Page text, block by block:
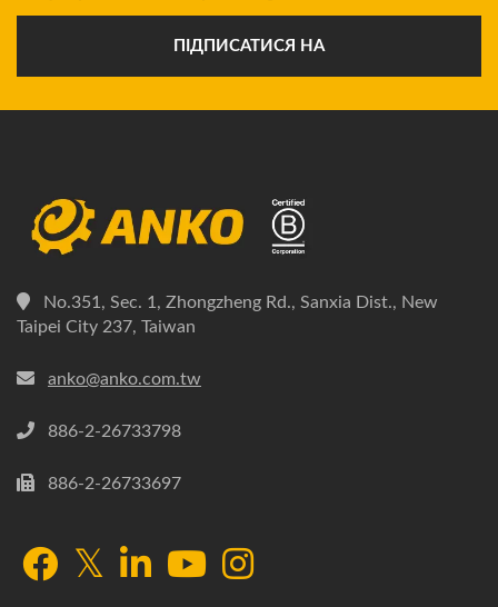
ПІДПИСАТИСЯ НА
No.351, Sec. 1, Zhongzheng Rd., Sanxia Dist., New
Taipei City 237, Taiwan
anko@anko.com.tw
886-2-26733798
886-2-26733697